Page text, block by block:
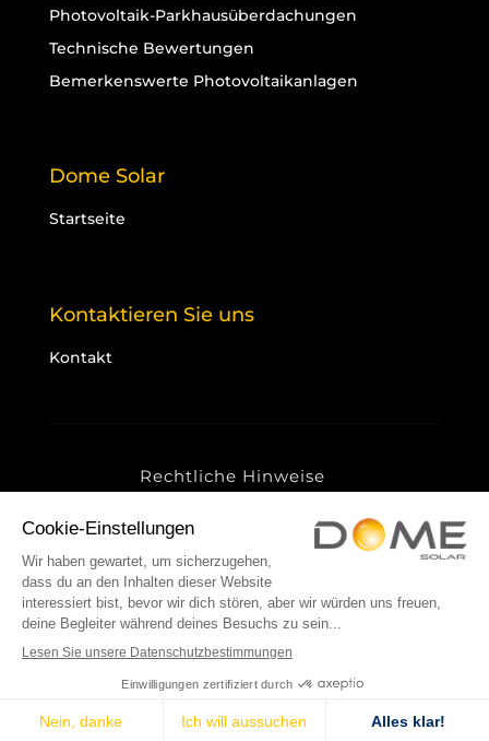
Photovoltaik-Parkhausüberdachungen
Technische Bewertungen
Bemerkenswerte Photovoltaikanlagen
Dome Solar
Startseite
Kontaktieren Sie uns
Kontakt
Rechtliche Hinweise
Cookies
Sitemap
© 2025 Dome Solar